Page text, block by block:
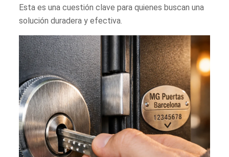
Esta es una cuestión clave para quienes buscan una
solución duradera y efectiva.